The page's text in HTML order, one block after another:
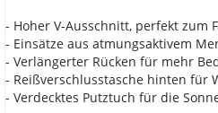
- Hoher V-Ausschnitt, perfekt zum
- Einsätze aus atmungsaktivem
- Verlängerter Rücken für mehr
- Reißverschlusstasche hinten für
- Verdecktes Putztuch für die